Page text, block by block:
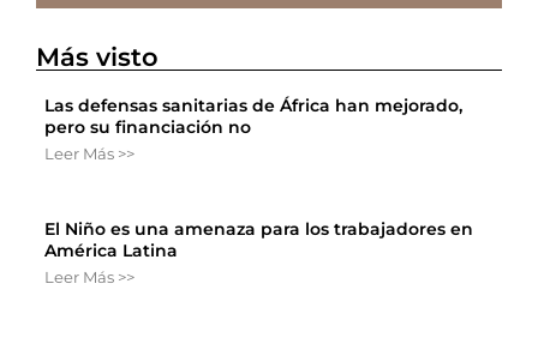
Más visto
Las defensas sanitarias de África han mejorado,
pero su financiación no
Leer Más >>
El Niño es una amenaza para los trabajadores en
América Latina
Leer Más >>